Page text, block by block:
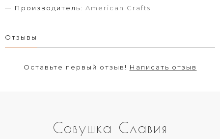
Производитель: American Crafts
Отзывы
Оставьте первый отзыв! Написать отзыв
Совушка Славия